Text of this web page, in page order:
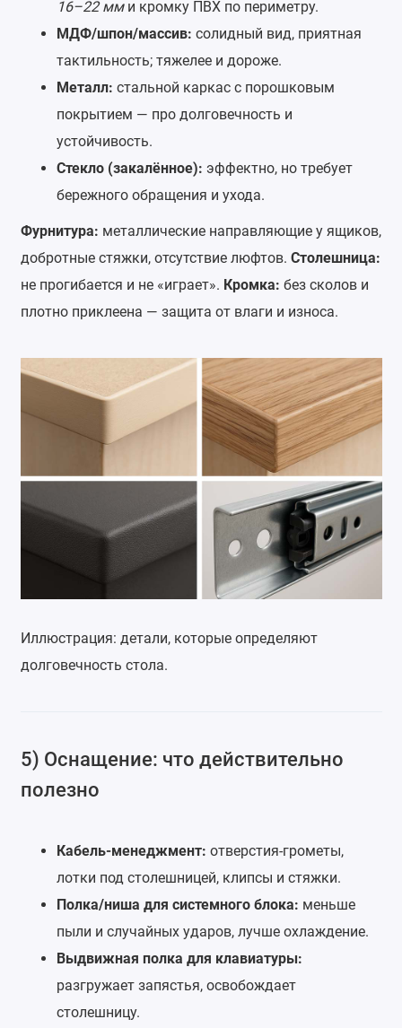
16–22 мми кромку ПВХ по периметру.
МДФ/шпон/массив: солидный вид, приятная
тактильность; тяжелее и дороже.
Металл: стальной каркас с порошковым
покрытием — про долговечность и
устойчивость.
Стекло (закалённое): эффектно, но требует
бережного обращения и ухода.
Фурнитура: металлические направляющие у ящиков,
добротные стяжки, отсутствие люфтов. Столешница:
не прогибается и не «играет». Кромка: без сколов и
плотно приклеена — защита от влаги и износа.
Иллюстрация: детали, которые определяют
долговечность стола.
5) Оснащение: что действительно
полезно
Кабель-менеджмент: отверстия-грометы,
лотки под столешницей, клипсы и стяжки.
Полка/ниша для системного блока: меньше
пыли и случайных ударов, лучше охлаждение.
Выдвижная полка для клавиатуры:
разгружает запястья, освобождает
столешницу.